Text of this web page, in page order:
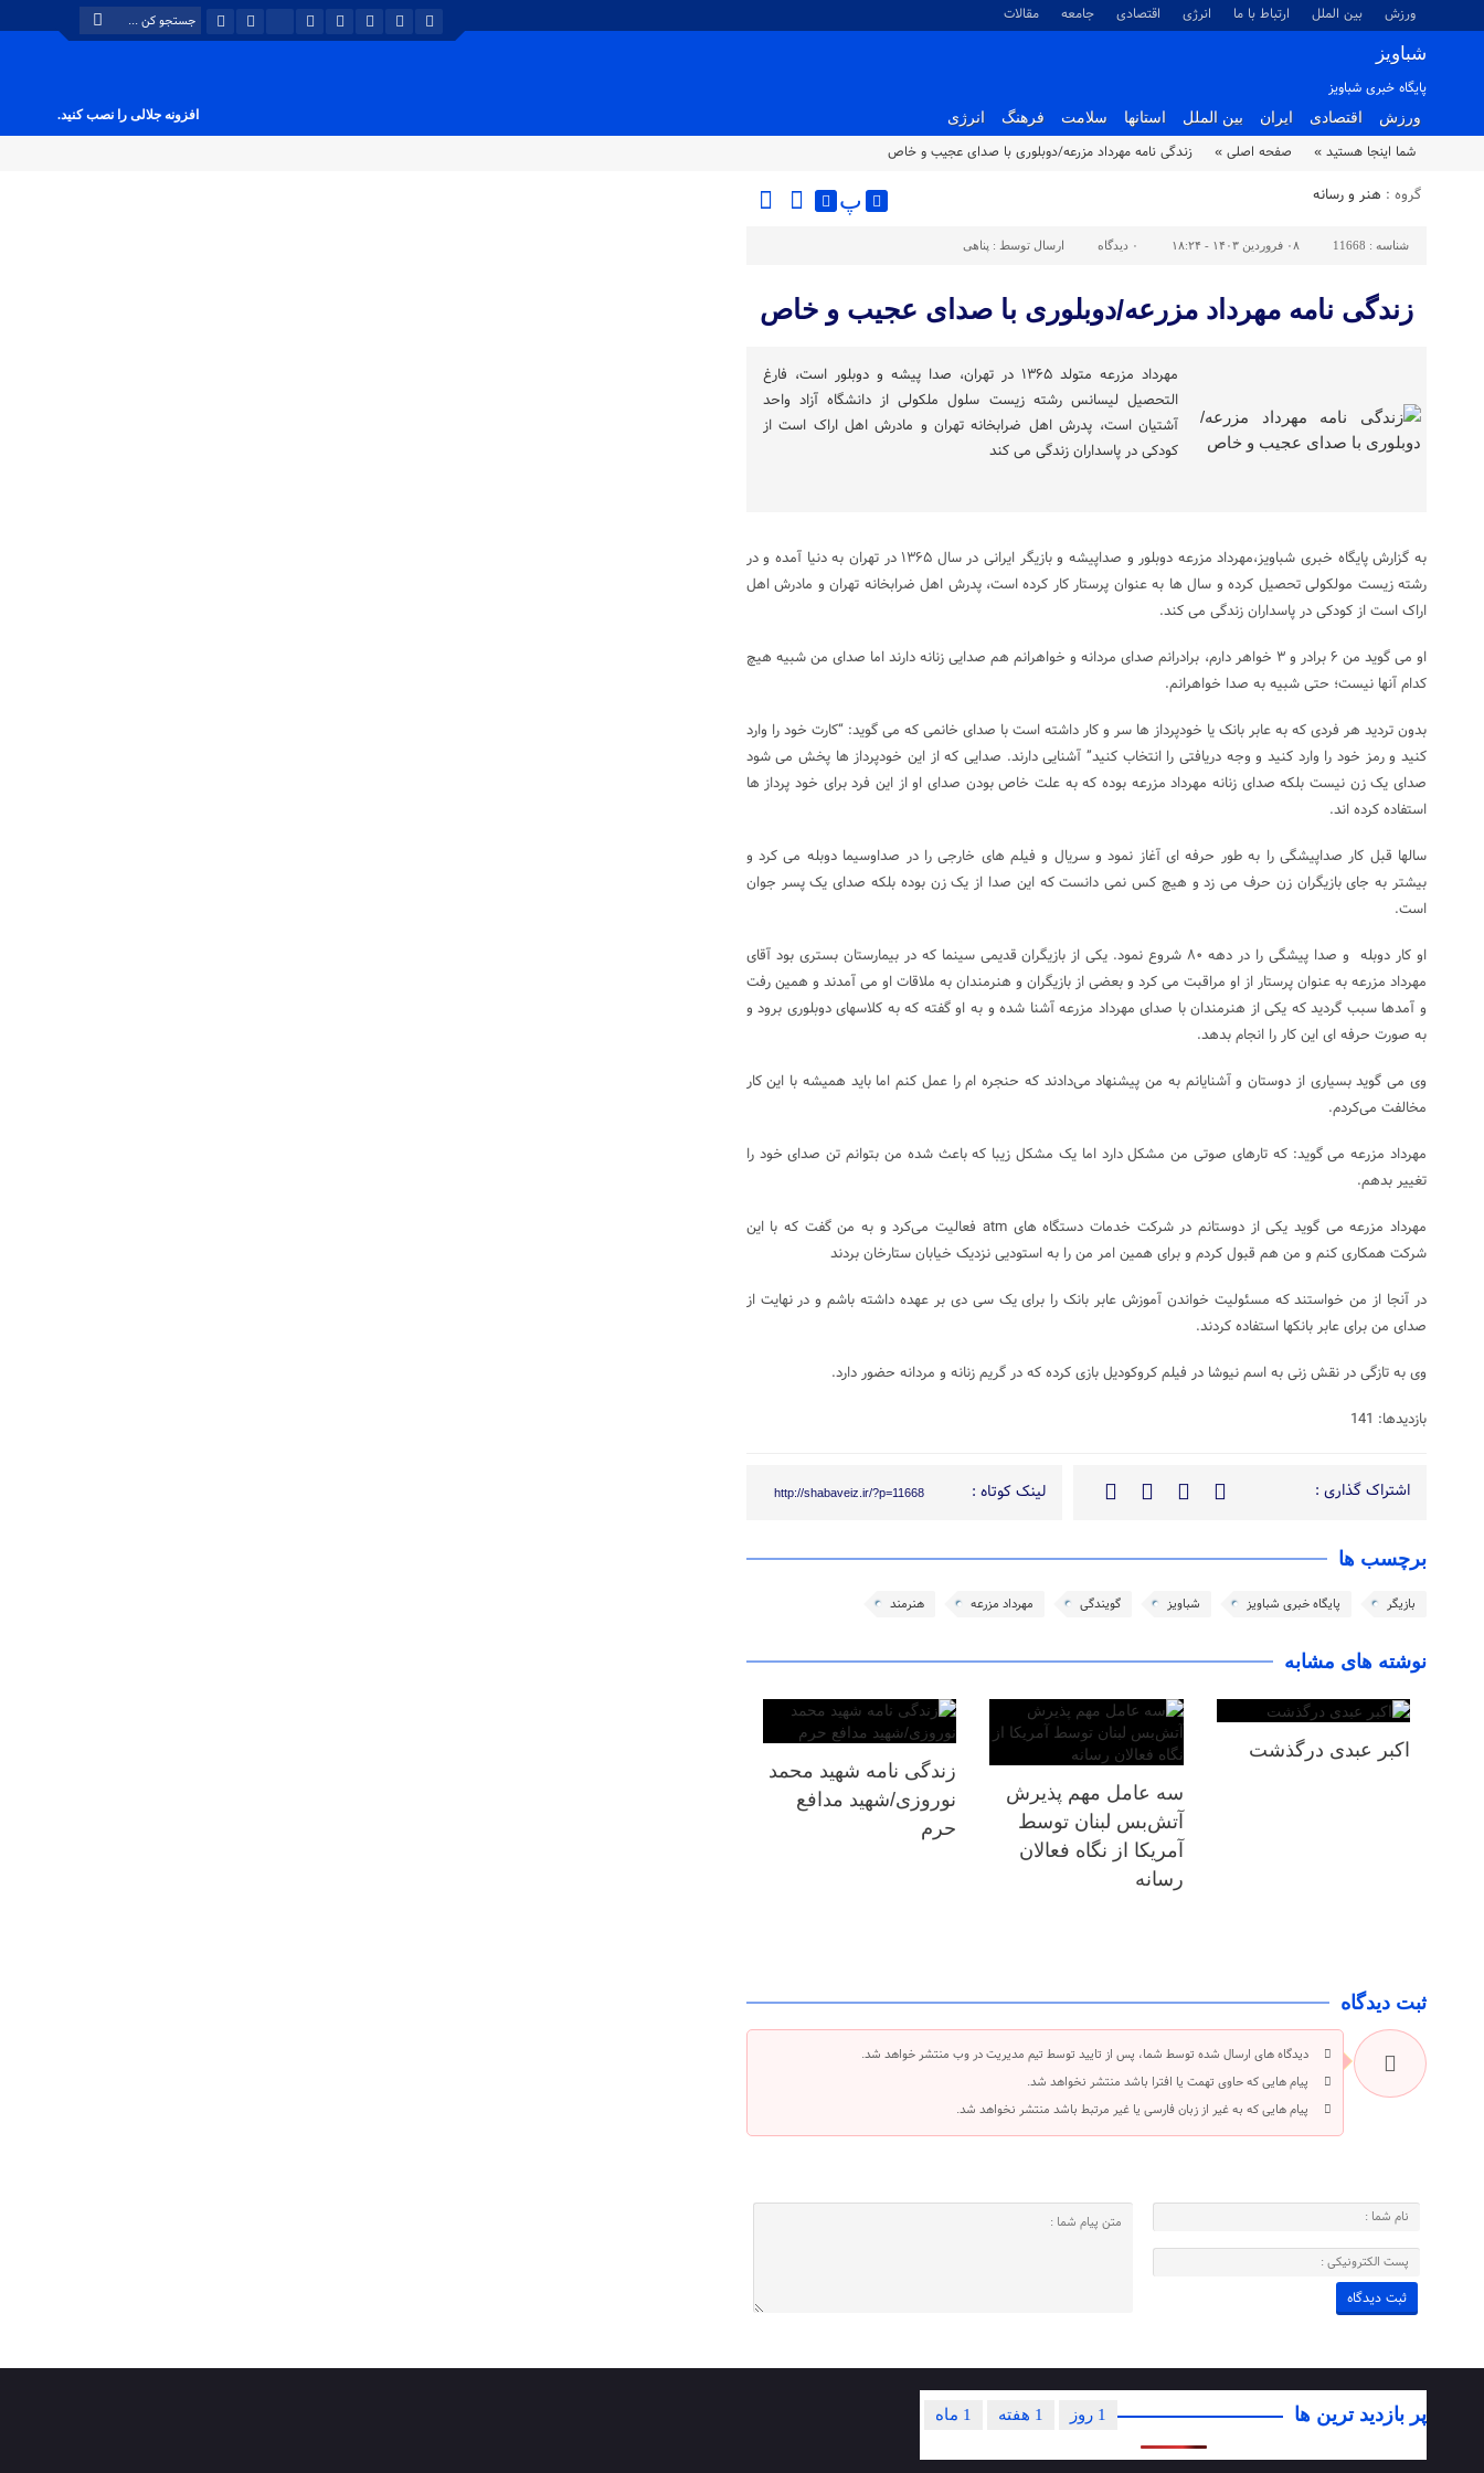
ورزش بین الملل ارتباط با ما انرژی اقتصادی جامعه مقالات
شباویز
پایگاه خبری شباویز
ورزش اقتصادی ایران بین الملل استانها سلامت فرهنگ انرژی افزونه جلالی را نصب کنید.
شما اینجا هستید » صفحه اصلی » زندگی نامه مهرداد مزرعه/دوبلوری با صدای عجیب و خاص
گروه : هنر و رسانه پ
شناسه : 11668 ۰۸ فروردین ۱۴۰۳ - ۱۸:۲۴ ۰ دیدگاه ارسال توسط : پناهی
زندگی نامه مهرداد مزرعه/دوبلوری با صدای عجیب و خاص
مهرداد مزرعه متولد ۱۳۶۵ در تهران، صدا پیشه و دوبلور است، فارغ
التحصیل لیسانس رشته زیست سلول ملکولی از دانشگاه آزاد واحد
آشتیان است، پدرش اهل ضرابخانه تهران و مادرش اهل اراک است از
کودکی در پاسداران زندگی می کند
به گزارش پایگاه خبری شباویز،مهرداد مزرعه دوبلور و صداپیشه و بازیگر ایرانی در سال ۱۳۶۵ در تهران به دنیا آمده و در
رشته زیست مولکولی تحصیل کرده و سال ها به عنوان پرستار کار کرده است، پدرش اهل ضرابخانه تهران و مادرش اهل
اراک است از کودکی در پاسداران زندگی می کند.
او می گوید من ۶ برادر و ۳ خواهر دارم، برادرانم صدای مردانه و خواهرانم هم صدایی زنانه دارند اما صدای من شبیه هیچ
کدام آنها نیست؛ حتی شبیه به صدا خواهرانم.
بدون تردید هر فردی که به عابر بانک یا خودپرداز ها سر و کار داشته است با صدای خانمی که می گوید: “کارت خود را وارد
کنید و رمز خود را وارد کنید و وجه دریافتی را انتخاب کنید” آشنایی دارند. صدایی که از این خودپرداز ها پخش می شود
صدای یک زن نیست بلکه صدای زنانه مهرداد مزرعه بوده که به علت خاص بودن صدای او از این فرد برای خود پرداز ها
استفاده کرده اند.
سالها قبل کار صداپیشگی را به طور حرفه ای آغاز نمود و سریال و فیلم های خارجی را در صداوسیما دوبله می کرد و
بیشتر به جای بازیگران زن حرف می زد و هیچ کس نمی دانست که این صدا از یک زن بوده بلکه صدای یک پسر جوان
است.
او کار دوبله و صدا پیشگی را در دهه ۸۰ شروع نمود. یکی از بازیگران قدیمی سینما که در بیمارستان بستری بود آقای
مهرداد مزرعه به عنوان پرستار از او مراقبت می کرد و بعضی از بازیگران و هنرمندان به ملاقات او می آمدند و همین رفت
و آمدها سبب گردید که یکی از هنرمندان با صدای مهرداد مزرعه آشنا شده و به او گفته که به کلاسهای دوبلوری برود و
به صورت حرفه ای این کار را انجام بدهد.
وی می گوید بسیاری از دوستان و آشنایانم به من پیشنهاد می‌دادند که حنجره ام را عمل کنم اما باید همیشه با این کار
مخالفت می‌کردم.
مهرداد مزرعه می گوید: که تارهای صوتی من مشکل دارد اما یک مشکل زیبا که باعث شده من بتوانم تن صدای خود را
تغییر بدهم.
مهرداد مزرعه می گوید یکی از دوستانم در شرکت خدمات دستگاه های atm فعالیت می‌کرد و به من گفت که با این
شرکت همکاری کنم و من هم قبول کردم و برای همین امر من را به استودیی نزدیک خیابان ستارخان بردند
در آنجا از من خواستند که مسئولیت خواندن آموزش عابر بانک را برای یک سی دی بر عهده داشته باشم و در نهایت از
صدای من برای عابر بانکها استفاده کردند.
وی به تازگی در نقش زنی به اسم نیوشا در فیلم کروکودیل بازی کرده که در گریم زنانه و مردانه حضور دارد.
بازدیدها: 141
اشتراک گذاری : لینک کوتاه : http://shabaveiz.ir/?p=11668
برچسب ها
بازیگر پایگاه خبری شباویز شباویز گویندگی مهرداد مزرعه هنرمند
نوشته های مشابه
اکبر عبدی درگذشت
سه عامل مهم پذیرش
آتش‌بس لبنان توسط
آمریکا از نگاه فعالان
رسانه
زندگی نامه شهید محمد
نوروزی/شهید مدافع
حرم
ثبت دیدگاه
دیدگاه های ارسال شده توسط شما، پس از تایید توسط تیم مدیریت در وب منتشر خواهد شد.
پیام هایی که حاوی تهمت یا افترا باشد منتشر نخواهد شد.
پیام هایی که به غیر از زبان فارسی یا غیر مرتبط باشد منتشر نخواهد شد.
پر بازدید ترین ها 1 ماه 1 هفته 1 روز